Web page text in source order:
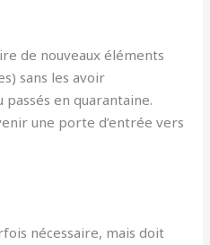
de nouveaux éléments
sans les avoir
en quarantaine.
une porte d’entrée vers
nécessaire, mais doit